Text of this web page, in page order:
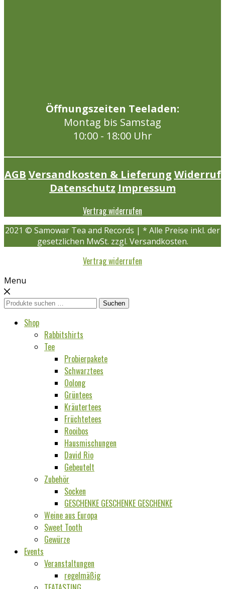
Öffnungszeiten Teeladen:
Montag bis Samstag
10:00 - 18:00 Uhr
AGB Versandkosten & Lieferung Widerruf
Datenschutz Impressum
Vertrag widerrufen
2021 © Samowar Tea and Records | * Alle Preise inkl. der
gesetzlichen MwSt. zzgl. Versandkosten.
Vertrag widerrufen
Menu
Suchen
Suchen
Shop
Rabbitshirts
Tee
Probierpakete
Schwarztees
Oolong
Grüntees
Kräutertees
Früchtetees
Rooibos
Hausmischungen
David Rio
Gebeutelt
Zubehör
Socken
GESCHENKE GESCHENKE GESCHENKE
Weine aus Europa
Sweet Tooth
Gewürze
Events
Veranstaltungen
regelmäßig